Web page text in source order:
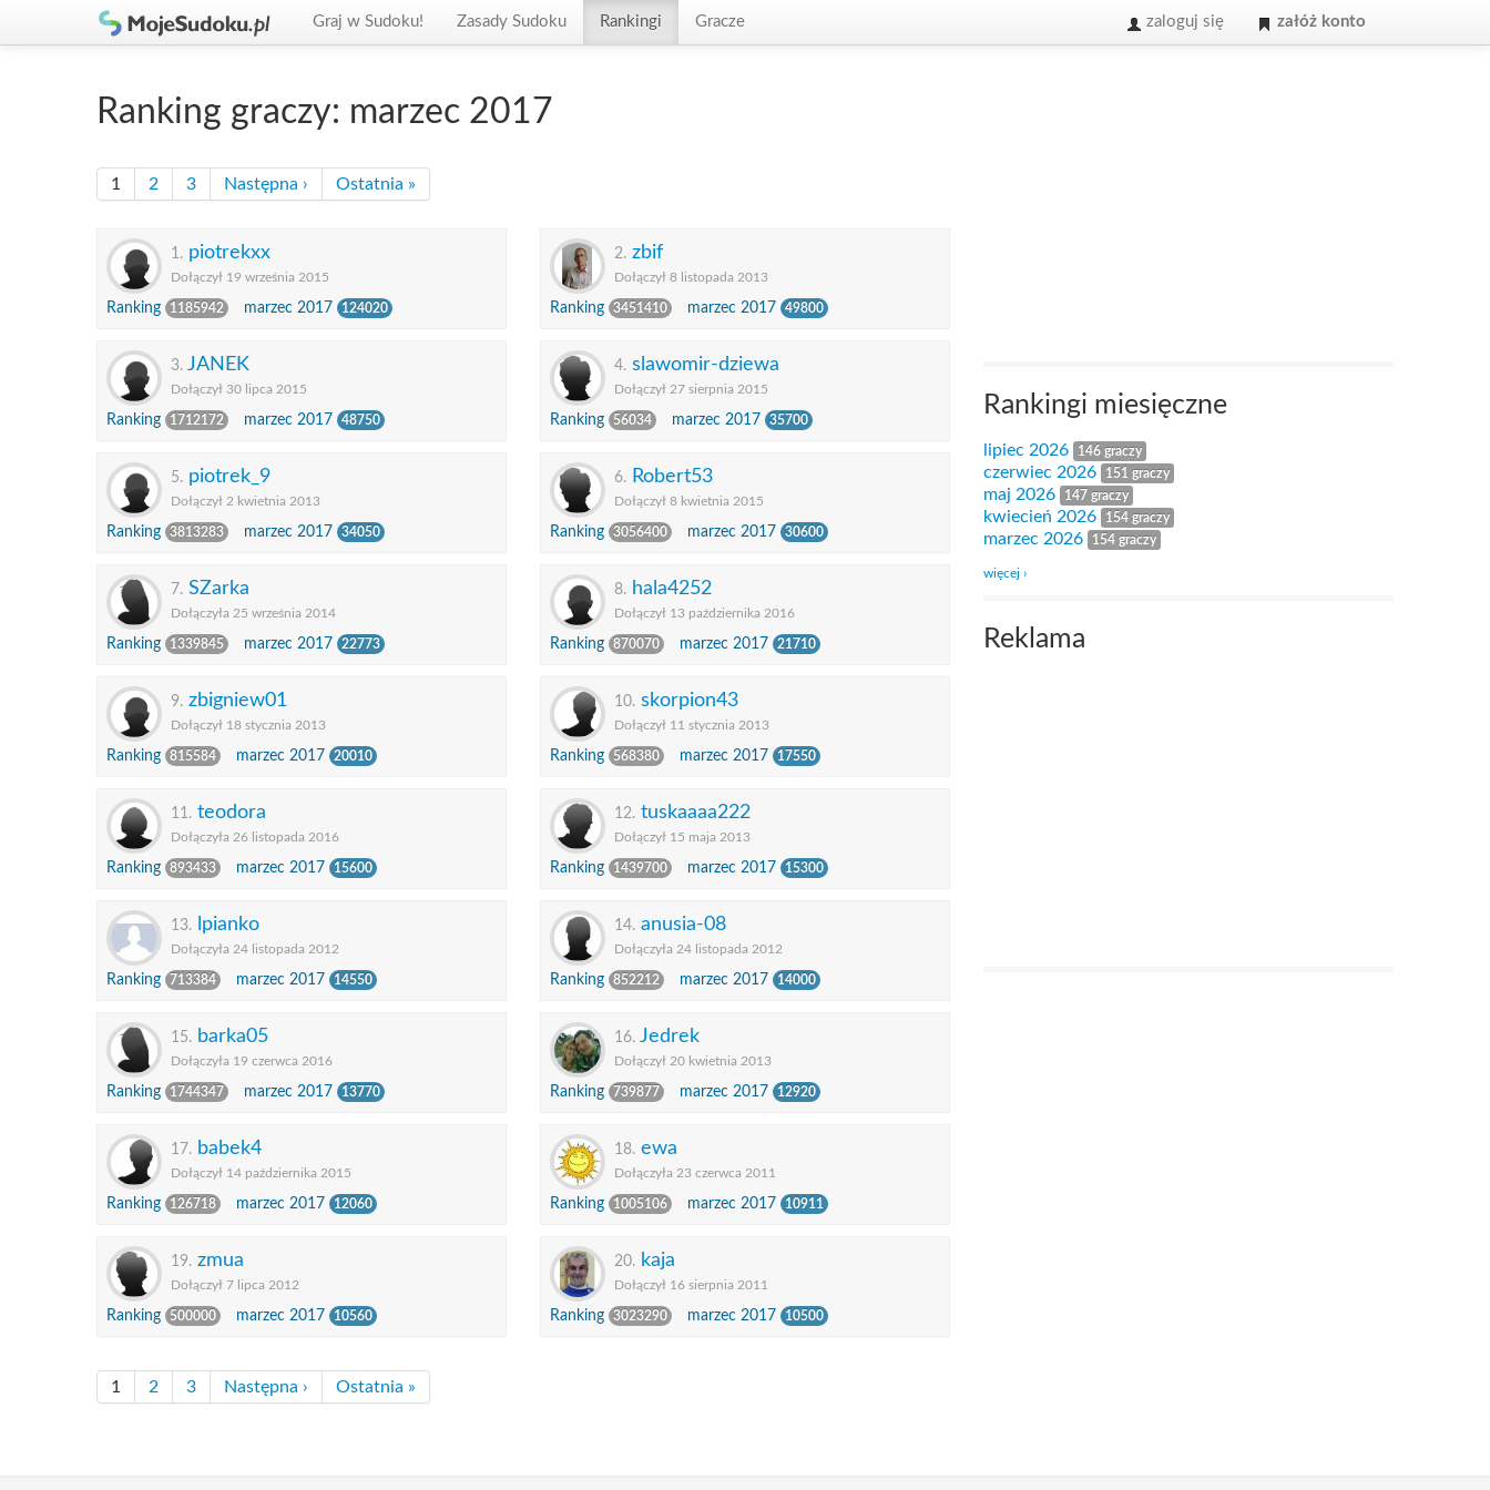
Graj w Sudoku! Zasady Sudoku Rankingi Gracze zaloguj się załóż konto
Ranking graczy: marzec 2017
1 2 3 Następna › Ostatnia »
1. piotrekxx
Dołączył 19 września 2015
Ranking 1185942 marzec 2017 124020
2. zbif
Dołączył 8 listopada 2013
Ranking 3451410 marzec 2017 49800
3. JANEK
Dołączył 30 lipca 2015
Ranking 1712172 marzec 2017 48750
4. slawomir-dziewa
Dołączył 27 sierpnia 2015
Ranking 56034 marzec 2017 35700
5. piotrek_9
Dołączył 2 kwietnia 2013
Ranking 3813283 marzec 2017 34050
6. Robert53
Dołączył 8 kwietnia 2015
Ranking 3056400 marzec 2017 30600
7. SZarka
Dołączyła 25 września 2014
Ranking 1339845 marzec 2017 22773
8. hala4252
Dołączył 13 października 2016
Ranking 870070 marzec 2017 21710
9. zbigniew01
Dołączył 18 stycznia 2013
Ranking 815584 marzec 2017 20010
10. skorpion43
Dołączył 11 stycznia 2013
Ranking 568380 marzec 2017 17550
11. teodora
Dołączyła 26 listopada 2016
Ranking 893433 marzec 2017 15600
12. tuskaaaa222
Dołączył 15 maja 2013
Ranking 1439700 marzec 2017 15300
13. lpianko
Dołączyła 24 listopada 2012
Ranking 713384 marzec 2017 14550
14. anusia-08
Dołączyła 24 listopada 2012
Ranking 852212 marzec 2017 14000
15. barka05
Dołączyła 19 czerwca 2016
Ranking 1744347 marzec 2017 13770
16. Jedrek
Dołączył 20 kwietnia 2013
Ranking 739877 marzec 2017 12920
17. babek4
Dołączył 14 października 2015
Ranking 126718 marzec 2017 12060
18. ewa
Dołączyła 23 czerwca 2011
Ranking 1005106 marzec 2017 10911
19. zmua
Dołączył 7 lipca 2012
Ranking 500000 marzec 2017 10560
20. kaja
Dołączył 16 sierpnia 2011
Ranking 3023290 marzec 2017 10500
1 2 3 Następna › Ostatnia »
Rankingi miesięczne
lipiec 2026 146 graczy
czerwiec 2026 151 graczy
maj 2026 147 graczy
kwiecień 2026 154 graczy
marzec 2026 154 graczy
więcej ›
Reklama